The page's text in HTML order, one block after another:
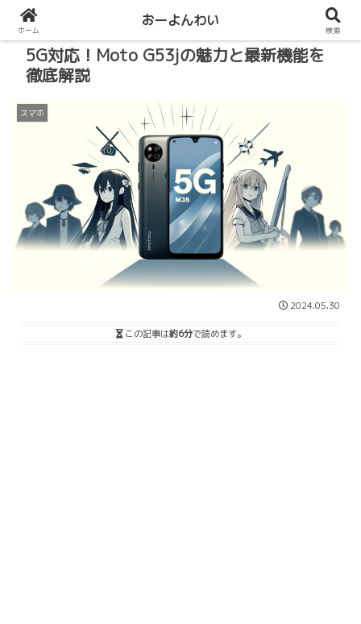
5G対応！Moto G53jの魅力と最新機能を
徹底解説
スマホ
2024.05.30
この記事は約6分で読めます。
ホーム
おーよんわい
検索